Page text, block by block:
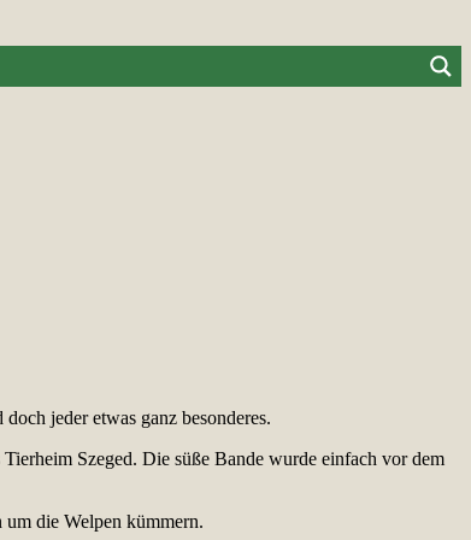
jeder etwas ganz besonderes.
Szeged. Die süße Bande wurde einfach vor dem
die Welpen kümmern.